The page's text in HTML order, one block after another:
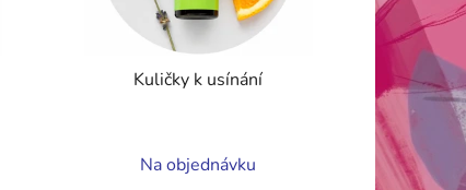
Kuličky k usínání
hodnocení
Na objednávku